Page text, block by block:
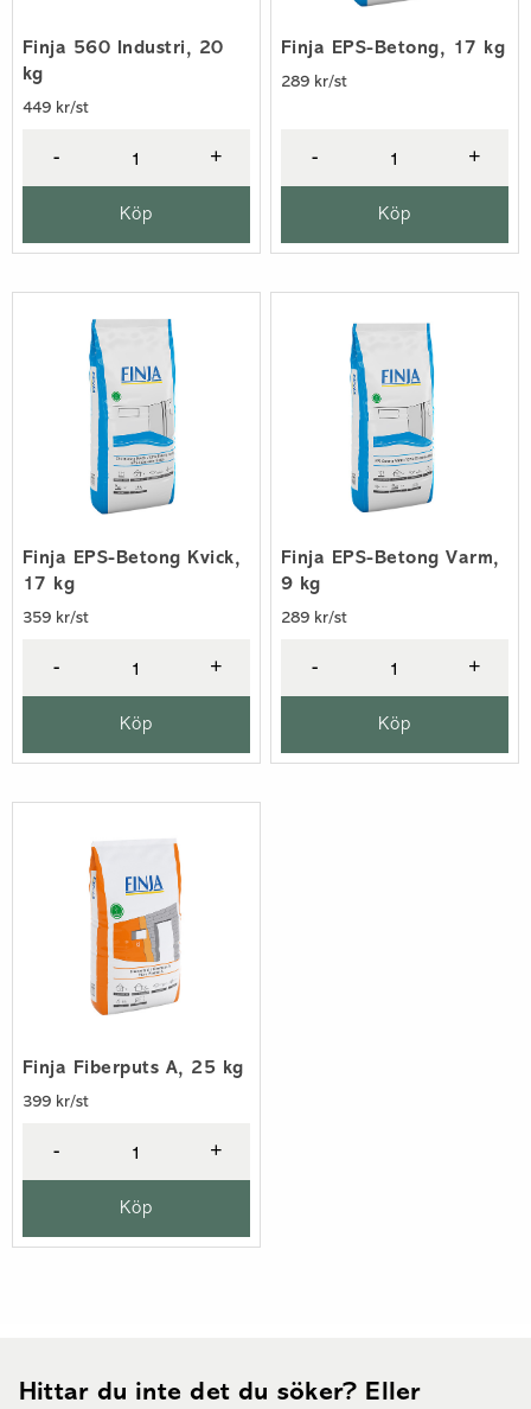
Finja 560 Industri, 20
kg
449 kr/st
- +
Köp
Finja EPS-Betong, 17 kg
289 kr/st
- +
Köp
Finja EPS-Betong Kvick,
17 kg
359 kr/st
- +
Köp
Finja EPS-Betong Varm,
9 kg
289 kr/st
- +
Köp
Finja Fiberputs A, 25 kg
399 kr/st
- +
Köp
Hittar du inte det du söker? Eller